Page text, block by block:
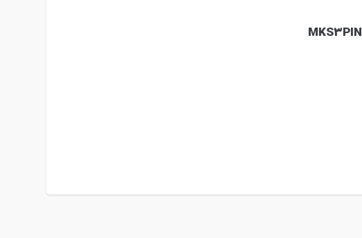
تحلیل و بررسی کوتاه رله شیشه ای امرن 10 آمپر MKS3PIN